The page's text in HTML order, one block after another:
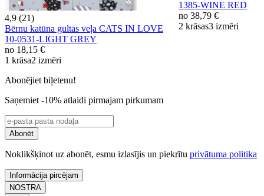
4,9 (21)
Bērnu katūna gultas veļa CATS IN LOVE
10-0531-LIGHT GREY
no 18,15 €
1 krāsa2 izmēri
1385-WINE RED
no 38,79 €
2 krāsas3 izmēri
Abonējiet biļetenu!
Saņemiet -10% atlaidi pirmajam pirkumam
Abonēt
Noklikšķinot uz abonēt, esmu izlasījis un piekrītu privātuma politika
Informācija pircējam
NOSTRA